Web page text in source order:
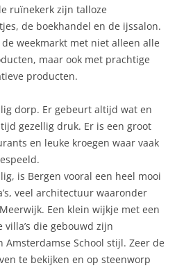
ruïnekerk zijn talloze
de boekhandel en de ijssalon.
weekmarkt met niet alleen alle
maar ook met prachtige
producten.
dorp. Er gebeurt altijd wat en
gezellig druk. Er is een groot
en leuke kroegen waar vaak
is Bergen vooral een heel mooi
veel architectuur waaronder
Een klein wijkje met een
die gebouwd zijn
Amsterdamse School stijl. Zeer de
te bekijken en op steenworp